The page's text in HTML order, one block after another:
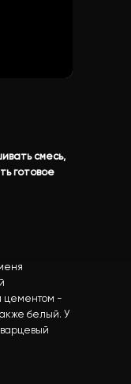
цементом -
белый. У
смесь,
готовое